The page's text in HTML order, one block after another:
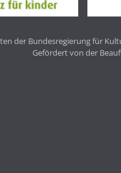
der Bundesregierung für
Gefördert von der